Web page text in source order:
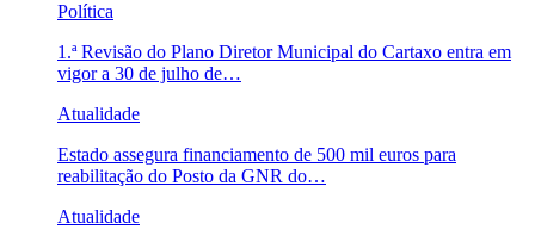
Política
1.ª Revisão do Plano Diretor Municipal do Cartaxo entra em
vigor a 30 de julho de…
Atualidade
Estado assegura financiamento de 500 mil euros para
reabilitação do Posto da GNR do…
Atualidade